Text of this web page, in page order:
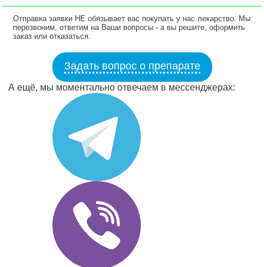
Отправка заявки НЕ обязывает вас покупать у нас лекарство. Мы
перезвоним, ответим на Ваши вопросы - а вы решите, оформить
заказ или отказаться.
Задать вопрос о препарате
А ещё, мы моментально отвечаем в мессенджерах: